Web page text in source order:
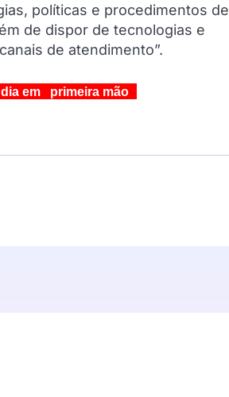
políticas e procedimentos de
de dispor de tecnologias e
de atendimento”.
em primeira mão